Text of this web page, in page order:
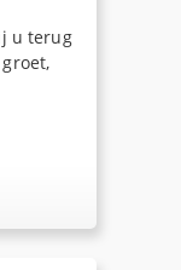
u terug